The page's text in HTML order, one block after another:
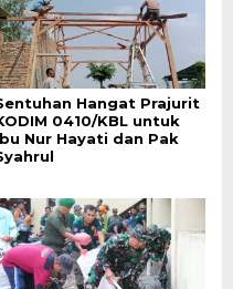
Hangat Prajurit
0410/KBL untuk
Nur Hayati dan Pak